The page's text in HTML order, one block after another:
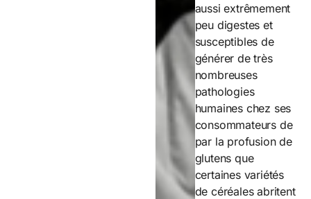
aussi extrêmement
peu digestes et
susceptibles de
générer de très
nombreuses
pathologies
humaines chez ses
consommateurs de
par la profusion de
glutens que
certaines variétés
de céréales abritent